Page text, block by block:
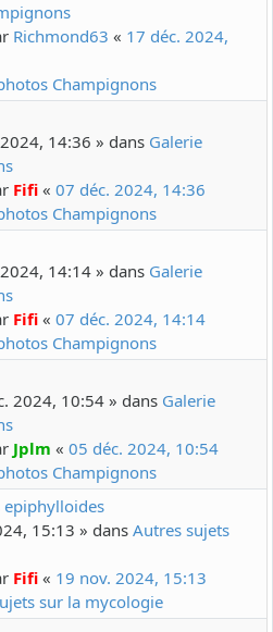
Richmond63 « 17 déc. 2024,
Champignons
14:36 » dans Galerie
Fifi « 07 déc. 2024, 14:36
Champignons
14:14 » dans Galerie
Fifi « 07 déc. 2024, 14:14
Champignons
2024, 10:54 » dans Galerie
Jplm « 05 déc. 2024, 10:54
Champignons
15:13 » dans Autres sujets
Fifi « 19 nov. 2024, 15:13
sur la mycologie